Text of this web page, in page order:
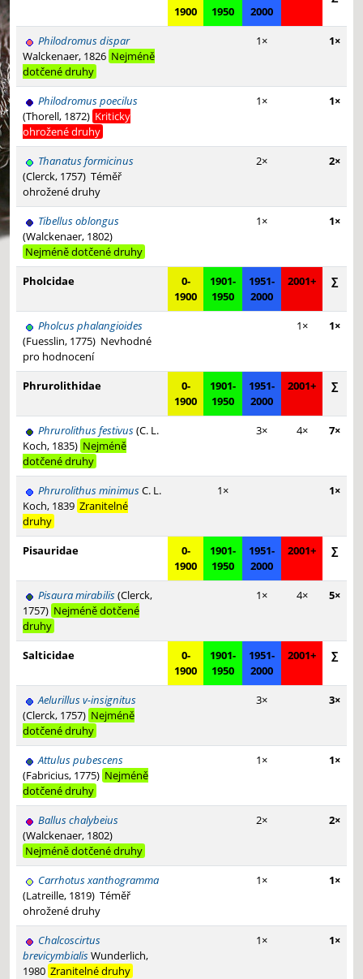
1900
1950
2000
Philodromus dispar
Walckenaer, 1826 Nejméně
dotčené druhy
1× 1×
Philodromus poecilus
(Thorell, 1872) Kriticky
ohrožené druhy
1× 1×
Thanatus formicinus
(Clerck, 1757) Téměř
ohrožené druhy
2× 2×
Tibellus oblongus
(Walckenaer, 1802)
Nejméně dotčené druhy
1× 1×
Pholcidae
0-
1900
1901-
1950
1951-
2000
2001+ ∑
Pholcus phalangioides
(Fuesslin, 1775) Nevhodné
pro hodnocení
1× 1×
Phrurolithidae
0-
1900
1901-
1950
1951-
2000
2001+ ∑
Phrurolithus festivus(C. L.
Koch, 1835) Nejméně
dotčené druhy
3× 4× 7×
Phrurolithus minimusC. L.
Koch, 1839 Zranitelné
druhy
1× 1×
Pisauridae
0-
1900
1901-
1950
1951-
2000
2001+ ∑
Pisaura mirabilis(Clerck,
1757) Nejméně dotčené
druhy
1× 4× 5×
Salticidae
0-
1900
1901-
1950
1951-
2000
2001+ ∑
Aelurillus v-insignitus
(Clerck, 1757) Nejméně
dotčené druhy
3× 3×
Attulus pubescens
(Fabricius, 1775) Nejméně
dotčené druhy
1× 1×
Ballus chalybeius
(Walckenaer, 1802)
Nejméně dotčené druhy
2× 2×
Carrhotus xanthogramma
(Latreille, 1819) Téměř
ohrožené druhy
1× 1×
Chalcoscirtus
brevicymbialisWunderlich,
1980 Zranitelné druhy
1× 1×